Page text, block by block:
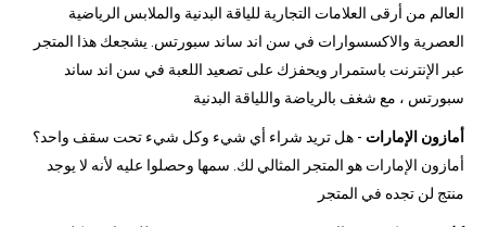
العالم من أرقى العلامات التجارية للياقة البدنية والملابس الرياضية
العصرية والاكسسوارات في سن اند ساند سبورتس. يشجعك هذا المتجر
عبر الإنترنت باستمرار ويحفزك على تصعيد اللعبة في سن اند ساند
سبورتس ، مع شغف بالرياضة واللياقة البدنية
أمازون الإمارات - هل تريد شراء أي شيء وكل شيء تحت سقف واحد؟
أمازون الإمارات هو المتجر المثالي لك. سمها وحصلوا عليه لأنه لا يوجد
منتج لن تجده في المتجر